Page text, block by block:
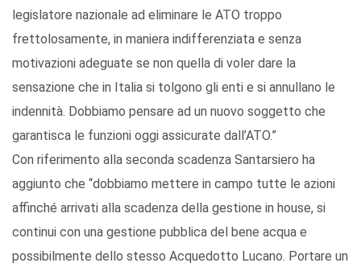
legislatore nazionale ad eliminare le ATO troppo
frettolosamente, in maniera indifferenziata e senza
motivazioni adeguate se non quella di voler dare la
sensazione che in Italia si tolgono gli enti e si annullano le
indennità. Dobbiamo pensare ad un nuovo soggetto che
garantisca le funzioni oggi assicurate dall’ATO.”
Con riferimento alla seconda scadenza Santarsiero ha
aggiunto che “dobbiamo mettere in campo tutte le azioni
affinché arrivati alla scadenza della gestione in house, si
continui con una gestione pubblica del bene acqua e
possibilmente dello stesso Acquedotto Lucano. Portare un